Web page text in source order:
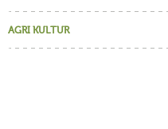
AGRI KULTUR